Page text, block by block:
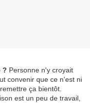
? Personne n'y croyait
convenir que ce n'est ni
ça bientôt.
est un peu de travail,